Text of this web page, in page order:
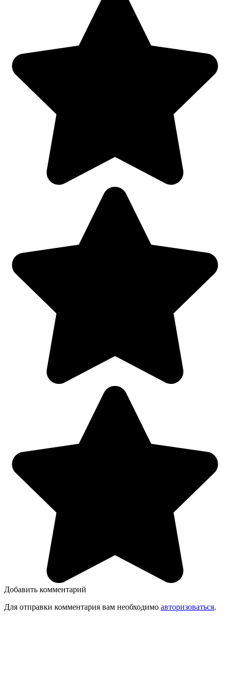
Добавить комментарий
Для отправки комментария вам необходимо авторизоваться.